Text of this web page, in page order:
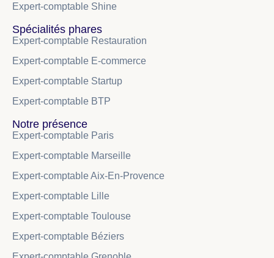
Expert-comptable Shine
Spécialités phares
Expert-comptable Restauration
Expert-comptable E-commerce
Expert-comptable Startup
Expert-comptable BTP
Notre présence
Expert-comptable Paris
Expert-comptable Marseille
Expert-comptable Aix-En-Provence
Expert-comptable Lille
Expert-comptable Toulouse
Expert-comptable Béziers